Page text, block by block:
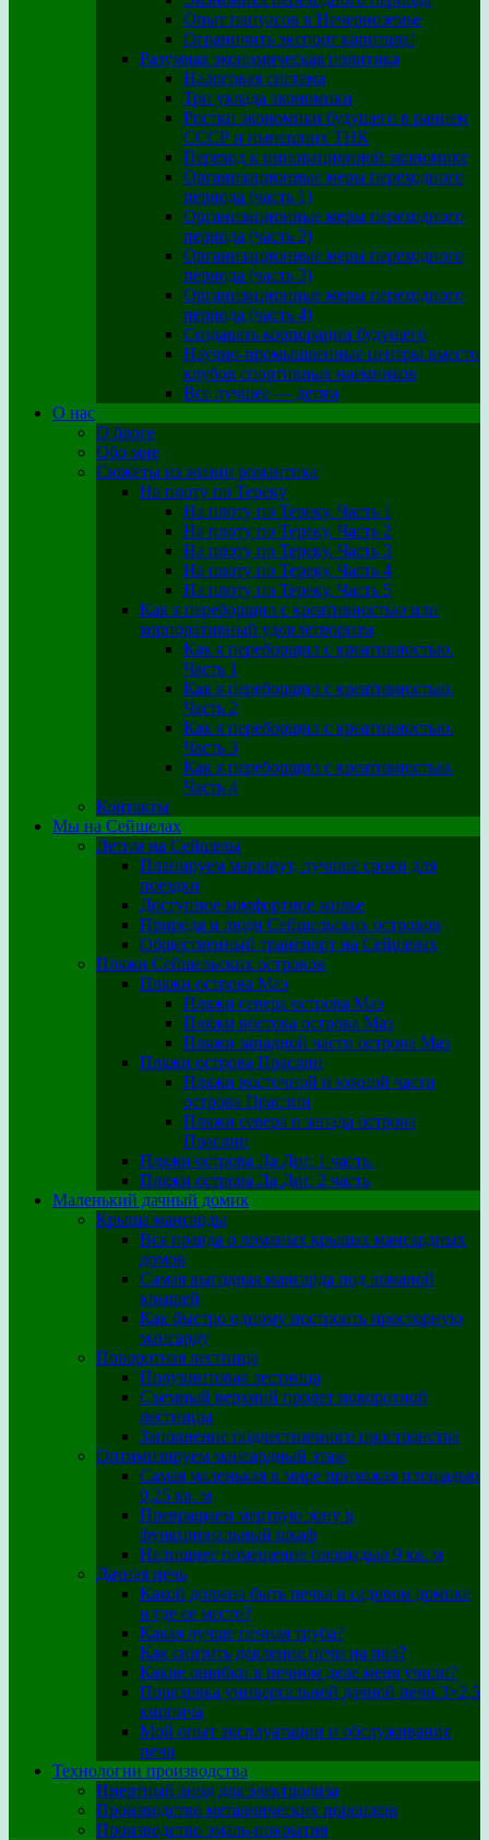
Опыт папуасов в Нечерноземье
Ограничить экспорт капитала!
Разумная экономическая политика
Налоговая система
Три уклада экономики
Ростки экономики будущего в раннем
СССР и нынешних ТНК
Переход к инновационной экономике
Организационные меры переходного
периода (часть 1)
Организационные меры переходного
периода (часть 2)
Организационные меры переходного
периода (часть 3)
Организационные меры переходного
периода (часть 4)
Создавать корпорации будущего
Научно-промышленные центры вместо
клубов спортивных наемников
Все лучшее — детям
О нас
О блоге
Обо мне
Сюжеты из жизни романтика
На плоту по Тереку
На плоту по Тереку. Часть 1
На плоту по Тереку. Часть 2
На плоту по Тереку. Часть 3
На плоту по Тереку. Часть 4
На плоту по Тереку. Часть 5
Как я переборщил с креативностью или
корпоративный удовлетворизм
Как я переборщил с креативностью.
Часть 1
Как я переборщил с креативностью.
Часть 2
Как я переборщил с креативностью.
Часть 3
Как я переборщил с креативностью.
Часть 4
Контакты
Мы на Сейшелах
Летим на Сейшелы
Планируем маршрут, лучшие сроки для
поездки
Доступное комфортное жилье
Природа и люди Сейшельских островов
Общественный транспорт на Сейшелах
Пляжи Сейшельских островов
Пляжи острова Маэ
Пляжи севера острова Маэ
Пляжи востока острова Маэ
Пляжи западной части острова Маэ
Пляжи острова Праслин
Пляжи восточной и южной части
острова Праслин
Пляжи севера и запада острова
Праслин
Пляжи острова Ла Диг. 1 часть.
Пляжи острова Ла Диг. 2 часть
Маленький дачный домик
Крыша мансарды
Вся правда о ломаных крышах мансардных
домов
Самая выгодная мансарда под ломаной
крышей
Как быстро одному построить просторную
мансарду
Поворотная лестница
Полувинтовая лестница
Съемный верхний пролет поворотной
лестницы
Заполнение подлестничного пространства
Оптимизируем мансардный этаж
Самая маленькая в мире прихожая площадью
0,25 кв. м
Превращаем мертвую зону в
функциональный шкаф
Нелишнее помещение площадью 9 кв. м
Дачная печь
Какой должна быть печка в садовом домике
и где ее место?
Какая лучше печная труба?
Как снизить давление печи на пол?
Какие ошибки в печном деле меня учили?
Порядовка универсальной дачной печи 3×2,5
кирпича
Мой опыт эксплуатации и обслуживания
печи
Технологии производства
Инертный анод для электролиза
Производство металлических порошков
Производство эмаль-покрытия